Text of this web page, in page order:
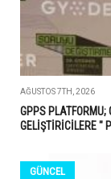
AĞUSTOS 7TH, 2026
GPPS PLATFORMU;
GELİŞTİRİCİLERE "
GÜNCEL